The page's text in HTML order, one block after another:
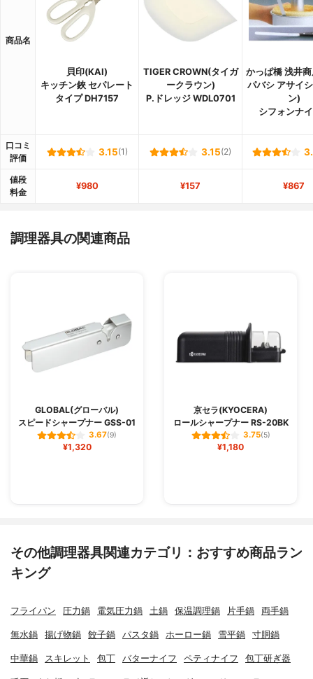
商品名
貝印(KAI)
キッチン鋏 セパレート
タイプ DH7157
TIGER CROWN(タイガ
ークラウン)
P.ドレッジ WDL0701
かっぱ橋 浅井
パバシ アサイ
ン)
シフォンナ
口コミ
評価
3.15(1) 3.15(2)
値段
料金
¥980 ¥157 ¥867
調理器具の関連商品
GLOBAL(グローバル)
スピードシャープナー GSS-01
3.67(9)
¥1,320
京セラ(KYOCERA)
ロールシャープナー RS-20BK
3.75(5)
¥1,180
その他調理器具関連カテゴリ：おすすめ商品ラン
キング
フライパン 圧力鍋 電気圧力鍋 土鍋 保温調理鍋 片手鍋 両手鍋
無水鍋 揚げ物鍋 餃子鍋 パスタ鍋 ホーロー鍋 雪平鍋 寸胴鍋
中華鍋 スキレット 包丁 バターナイフ ペティナイフ 包丁研ぎ器